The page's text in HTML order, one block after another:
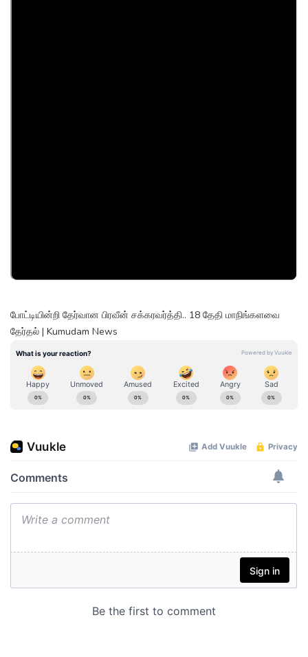
போட்டியின்றி தேர்வான பிரவீன் சக்கரவர்த்தி.. 18 தேதி மாநிங்களவை
தேர்தல் | Kumudam News